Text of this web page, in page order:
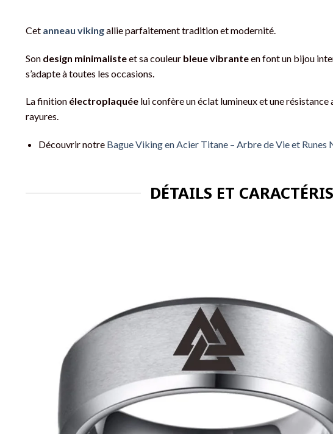
Cet anneau vikingallie parfaitement tradition et modernité.
Son design minimalisteet sa couleur bleue vibranteen font un bijou
s’adapte à toutes les occasions.
La finition électroplaquée lui confère un éclat lumineux et une résistance
rayures.
Découvrir notre Bague Viking en Acier Titane – Arbre de Vie et Runes
DÉTAILS ET